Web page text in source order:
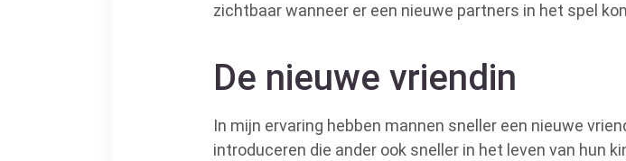
zichtbaar wanneer er een nieuwe partners in het spel
De nieuwe vriendin
In mijn ervaring hebben mannen sneller een nieuwe
introduceren die ander ook sneller in het leven van hun